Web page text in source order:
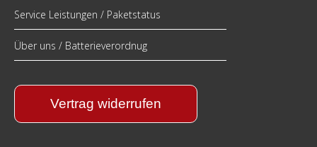
Service Leistungen / Paketstatus
Über uns / Batterieverordnug
Vertrag widerrufen